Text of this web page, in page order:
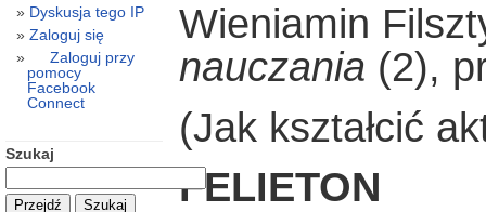
Wieniamin
nauczania (2),
(Jak kształcić
FELIETON
Dyskusja tego IP
Zaloguj się
Zaloguj przy
pomocy
Facebook
Connect
Szukaj